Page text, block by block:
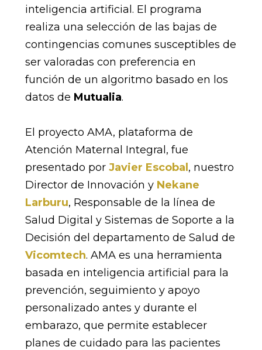
inteligencia artificial. El programa
realiza una selección de las bajas de
contingencias comunes susceptibles de
ser valoradas con preferencia en
función de un algoritmo basado en los
datos de Mutualia.
El proyecto AMA, plataforma de
Atención Maternal Integral, fue
presentado por Javier Escobal, nuestro
Director de Innovación yNekane
Larburu, Responsable de la línea de
Salud Digital y Sistemas de Soporte a la
Decisión del departamento de Salud de
Vicomtech. AMA es una herramienta
basada en inteligencia artificial para la
prevención, seguimiento y apoyo
personalizado antes y durante el
embarazo, que permite establecer
planes de cuidado para las pacientes